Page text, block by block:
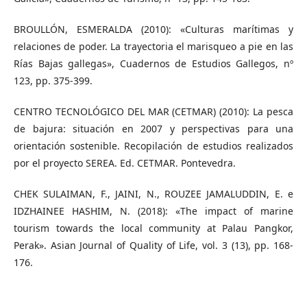
BROULLÓN, ESMERALDA (2010): «Culturas marítimas y
relaciones de poder. La trayectoria el marisqueo a pie en las
Rías Bajas gallegas», Cuadernos de Estudios Gallegos, nº
123, pp. 375-399.
CENTRO TECNOLÓGICO DEL MAR (CETMAR) (2010): La pesca
de bajura: situación en 2007 y perspectivas para una
orientación sostenible. Recopilación de estudios realizados
por el proyecto SEREA. Ed. CETMAR. Pontevedra.
CHEK SULAIMAN, F., JAINI, N., ROUZEE JAMALUDDIN, E. e
IDZHAINEE HASHIM, N. (2018): «The impact of marine
tourism towards the local community at Palau Pangkor,
Perak». Asian Journal of Quality of Life, vol. 3 (13), pp. 168-
176.